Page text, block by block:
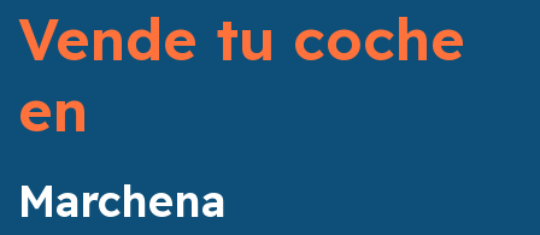
Vende tu coche
en
Marchena